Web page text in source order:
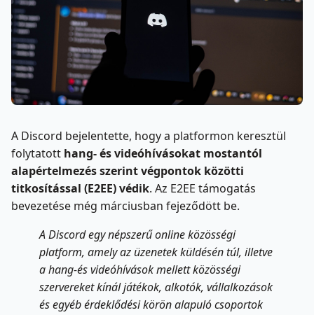
A Discord bejelentette, hogy a platformon keresztül
folytatott hang- és videóhívásokat mostantól
alapértelmezés szerint végpontok közötti
titkosítással (E2EE) védik. Az E2EE támogatás
bevezetése még márciusban fejeződött be.
A Discord egy népszerű online közösségi
platform, amely az üzenetek küldésén túl, illetve
a hang-és videóhívások mellett közösségi
szervereket kínál játékok, alkotók, vállalkozások
és egyéb érdeklődési körön alapuló csoportok